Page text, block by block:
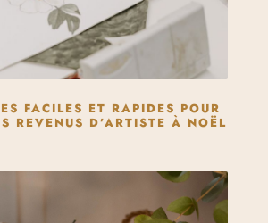
FACILES ET RAPIDES POUR
REVENUS D’ARTISTE À NOËL